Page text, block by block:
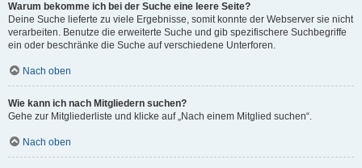
Warum bekomme ich bei der Suche eine leere Seite?
Deine Suche lieferte zu viele Ergebnisse, somit konnte der Webserver sie nicht
verarbeiten. Benutze die erweiterte Suche und gib spezifischere Suchbegriffe
ein oder beschränke die Suche auf verschiedene Unterforen.
Nach oben
Wie kann ich nach Mitgliedern suchen?
Gehe zur Mitgliederliste und klicke auf „Nach einem Mitglied suchen“.
Nach oben